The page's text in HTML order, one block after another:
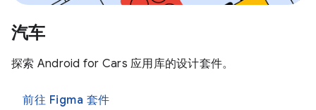
汽车
探索 Android for Cars 应用库的设计套件。
前往 Figma 套件